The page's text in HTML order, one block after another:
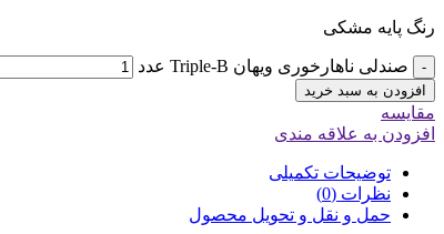
رنگ پایه مشکی
- صندلی ناهارخوری ویهان Triple-B عدد
افزودن به سبد خرید
مقایسه
افزودن به علاقه مندی
توضیحات تکمیلی
نظرات (0)
حمل و نقل و تحویل محصول